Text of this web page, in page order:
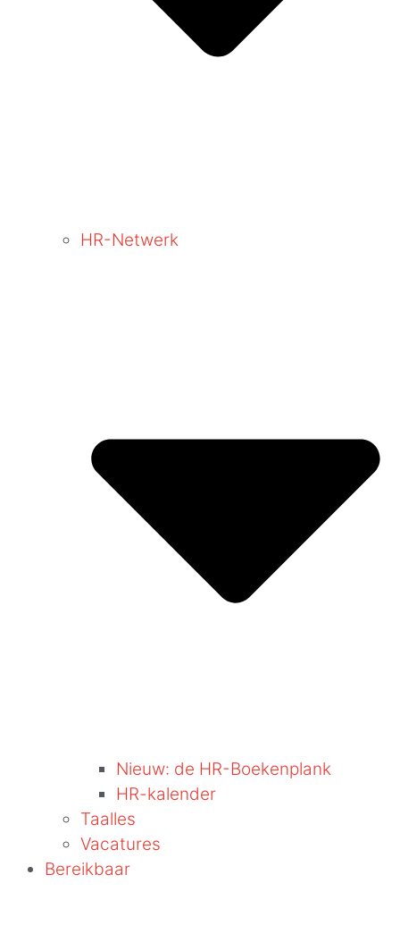
HR-Netwerk
Nieuw: de HR-Boekenplank
HR-kalender
Taalles
Vacatures
Bereikbaar